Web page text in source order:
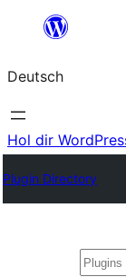
springen
Deutsch
Hol dir
Plugin Directory